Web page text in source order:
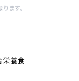
ます。
栄養食